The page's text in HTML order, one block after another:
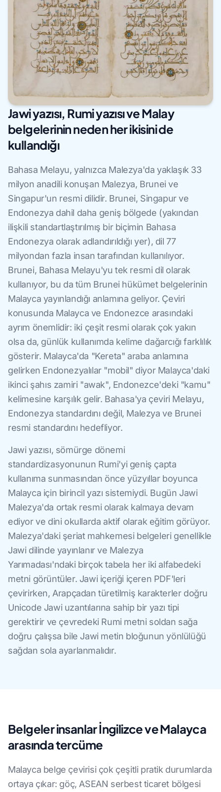
Jawi yazısı, Rumi yazısı ve Malay
belgelerinin neden her ikisini de
kullandığı
Bahasa Melayu, yalnızca Malezya'da yaklaşık 33
milyon anadili konuşan Malezya, Brunei ve
Singapur'un resmi dilidir. Brunei, Singapur ve
Endonezya dahil daha geniş bölgede (yakından
ilişkili standartlaştırılmış bir biçimin Bahasa
Endonezya olarak adlandırıldığı yer), dil 77
milyondan fazla insan tarafından kullanılıyor.
Brunei, Bahasa Melayu'yu tek resmi dil olarak
kullanıyor, bu da tüm Brunei hükümet belgelerinin
Malayca yayınlandığı anlamına geliyor. Çeviri
konusunda Malayca ve Endonezce arasındaki
ayrım önemlidir: iki çeşit resmi olarak çok yakın
olsa da, günlük kullanımda kelime dağarcığı farklılık
gösterir. Malayca'da "Kereta" araba anlamına
gelirken Endonezyalılar "mobil" diyor Malayca'daki
ikinci şahıs zamiri "awak", Endonezce'deki "kamu"
kelimesine karşılık gelir. Bahasa'ya çeviri Melayu,
Endonezya standardını değil, Malezya ve Brunei
resmi standardını hedefliyor.
Jawi yazısı, sömürge dönemi
standardizasyonunun Rumi'yi geniş çapta
kullanıma sunmasından önce yüzyıllar boyunca
Malayca için birincil yazı sistemiydi. Bugün Jawi
Malezya'da ortak resmi olarak kalmaya devam
ediyor ve dini okullarda aktif olarak eğitim görüyor.
Malezya'daki şeriat mahkemesi belgeleri genellikle
Jawi dilinde yayınlanır ve Malezya
Yarımadası'ndaki birçok tabela her iki alfabedeki
metni görüntüler. Jawi içeriği içeren PDF'leri
çevirirken, Arapçadan türetilmiş karakterler doğru
Unicode Jawi uzantılarına sahip bir yazı tipi
gerektirir ve çevredeki Rumi metni soldan sağa
doğru çalışsa bile Jawi metin bloğunun yönlülüğü
sağdan sola ayarlanmalıdır.
Belgeler insanlar İngilizce ve Malayca
arasında tercüme
Malayca belge çevirisi çok çeşitli pratik durumlarda
ortaya çıkar: göç, ASEAN serbest ticaret bölgesi